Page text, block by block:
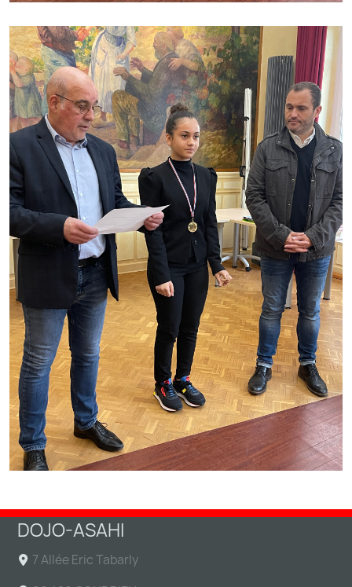
DOJO-ASAHI
7 Allée Eric Tabarly